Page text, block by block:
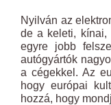
Nyilván az
de a keleti, kínai,
egyre jobb
autógyártók
a cégekkel. Az
hogy európai
hozzá, hogy